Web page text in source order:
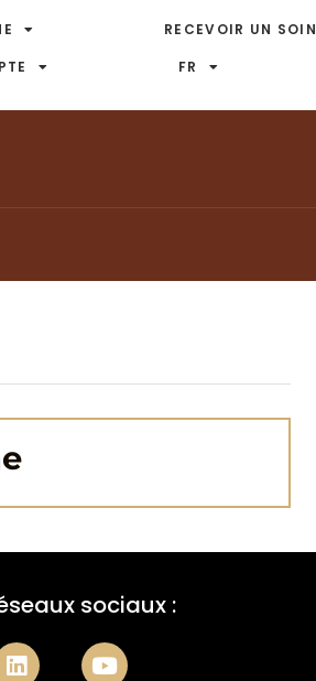
RECEVOIR UN SOIN
FR
sociaux :